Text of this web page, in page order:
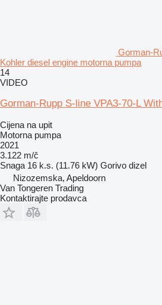
Gorman-
Kohler diesel engine motorna pumpa
14
VIDEO
Gorman-Rupp S-line VPA3-70-L
Cijena na upit
Motorna pumpa
2021
3.122 m/č
Snaga 16 k.s. (11.76 kW) Gorivo dizel
Nizozemska, Apeldoorn
Van Tongeren Trading
Kontaktirajte prodavca